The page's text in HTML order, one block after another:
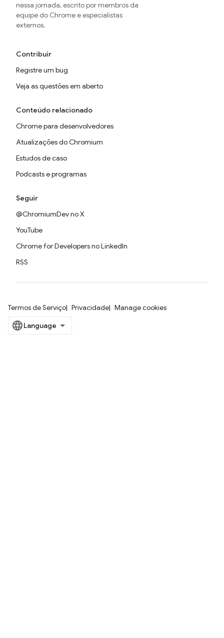
nessa jornada, escrito por membros da
equipe do Chrome e especialistas
externos.
Contribuir
Registre um bug
Veja as questões em aberto
Conteúdo relacionado
Chrome para desenvolvedores
Atualizações do Chromium
Estudos de caso
Podcasts e programas
Seguir
@ChromiumDev no X
YouTube
Chrome for Developers no LinkedIn
RSS
Termos de Serviço Privacidade Manage cookies